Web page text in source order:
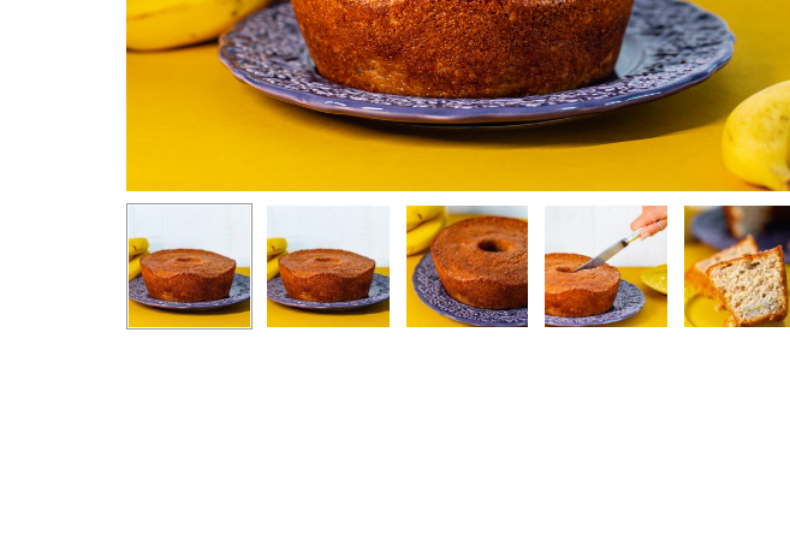
Aperte enter para iniciar a busca ou ESC para fechar